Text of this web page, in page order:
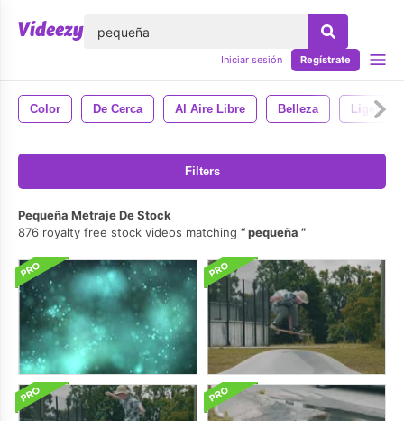
Iniciar sesión Regístrate
Color De Cerca Al Aire Libre Belleza Ligero
Filters
Pequeña Metraje De Stock
876 royalty free stock videos matching
pequeña